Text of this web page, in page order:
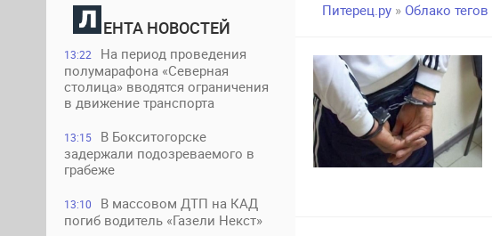
ЕНТА НОВОСТЕЙ
13:22
На период проведения
полумарафона «Северная
столица» вводятся ограничения
в движение транспорта
13:15
В Бокситогорске
задержали подозреваемого в
грабеже
13:10
В массовом ДТП на КАД
погиб водитель «Газели Некст»
Питерец.ру » Облако тегов